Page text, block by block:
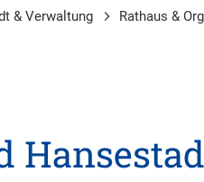
& Verwaltung Rathaus &